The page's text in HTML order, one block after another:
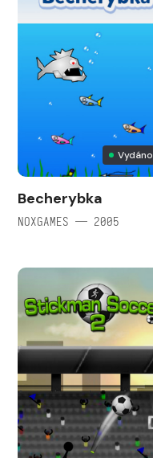
Vydáno
Becherybka
NOXGAMES — 2005